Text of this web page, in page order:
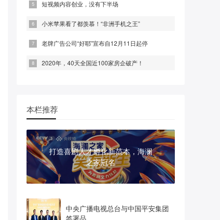
短视频内容创业，没有下半场
小米苹果看了都羡慕！“非洲手机之王”
老牌广告公司“好耶”宣布自12月11日起停
2020年，40天全国近100家房企破产！
本栏推荐
打造喜剧人才孵化新范本，海澜
之家冠名
中央广播电视总台与中国平安集团
签署品